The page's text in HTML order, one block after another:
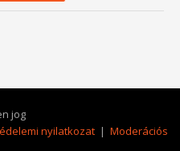
jog
nyilatkozat | Moderációs